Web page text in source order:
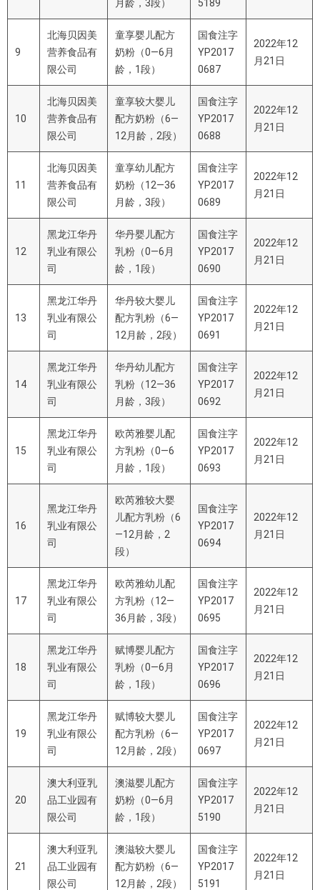
月龄，3段） 5189
9
北海贝因美
营养食品有
限公司
童享婴儿配方
奶粉（0—6月
龄，1段）
国食注字
YP2017
0687
2022年12
月21日
10
北海贝因美
营养食品有
限公司
童享较大婴儿
配方奶粉（6—
12月龄，2段）
国食注字
YP2017
0688
2022年12
月21日
11
北海贝因美
营养食品有
限公司
童享幼儿配方
奶粉（12—36
月龄，3段）
国食注字
YP2017
0689
2022年12
月21日
12
黑龙江华丹
乳业有限公
司
华丹婴儿配方
乳粉（0—6月
龄，1段）
国食注字
YP2017
0690
2022年12
月21日
13
黑龙江华丹
乳业有限公
司
华丹较大婴儿
配方乳粉（6—
12月龄，2段）
国食注字
YP2017
0691
2022年12
月21日
14
黑龙江华丹
乳业有限公
司
华丹幼儿配方
乳粉（12—36
月龄，3段）
国食注字
YP2017
0692
2022年12
月21日
15
黑龙江华丹
乳业有限公
司
欧芮雅婴儿配
方乳粉（0—6
月龄，1段）
国食注字
YP2017
0693
2022年12
月21日
16
黑龙江华丹
乳业有限公
司
欧芮雅较大婴
儿配方乳粉（6
—12月龄，2
段）
国食注字
YP2017
0694
2022年12
月21日
17
黑龙江华丹
乳业有限公
司
欧芮雅幼儿配
方乳粉（12—
36月龄，3段）
国食注字
YP2017
0695
2022年12
月21日
18
黑龙江华丹
乳业有限公
司
赋博婴儿配方
乳粉（0—6月
龄，1段）
国食注字
YP2017
0696
2022年12
月21日
19
黑龙江华丹
乳业有限公
司
赋博较大婴儿
配方乳粉（6—
12月龄，2段）
国食注字
YP2017
0697
2022年12
月21日
20
澳大利亚乳
品工业园有
限公司
澳滋婴儿配方
奶粉（0—6月
龄，1段）
国食注字
YP2017
5190
2022年12
月21日
21
澳大利亚乳
品工业园有
限公司
澳滋较大婴儿
配方奶粉（6—
12月龄，2段）
国食注字
YP2017
5191
2022年12
月21日